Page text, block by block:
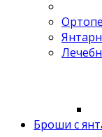
Броши с